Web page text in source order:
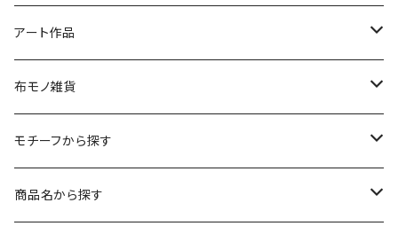
LED用ペーパーシェード
ポストカード
モビール
ペーパーオーナメント
アート作品
ポスター
kuusou-kitte（空想切手・フレーム付）
レギュラーサイズ
イラスト（フレーム付）
布モノ雑貨
ファブリックポスター
ガーゼスカーフ
モチーフから探す
キャンプ - CAMPING
商品名から探す